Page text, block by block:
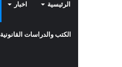
الرئيسية اخبار
الكتب والدراسات القانونية